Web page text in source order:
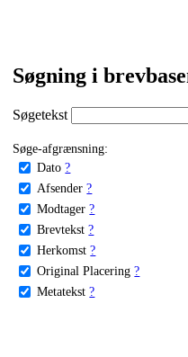
Søgning i
Søgetekst
Søge-afgrænsning:
Dato ?
Afsender ?
Modtager ?
Brevtekst ?
Herkomst ?
Original Placering ?
Metatekst ?